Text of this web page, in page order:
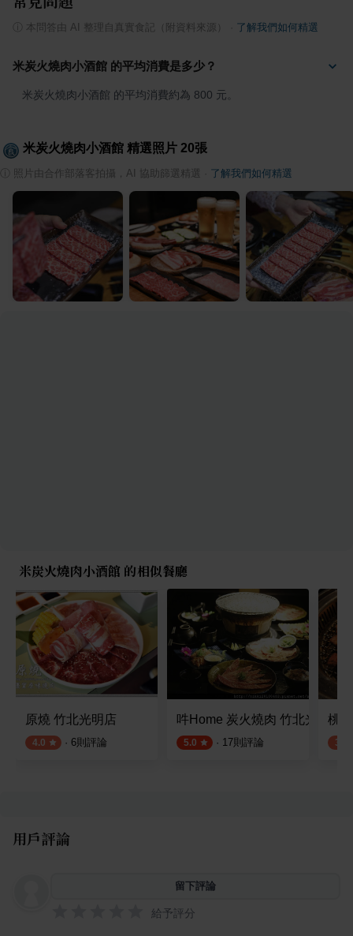
本問答由 AI 整理自真實食記（附資料來源） 了解我們如何精選
米炭火燒肉小酒館 的平均消費是多少？
米炭火燒肉小酒館 的平均消費約為 800 元。
米炭火燒肉小酒館 精選照片 20張
照片由合作部落客拍攝，AI 協助篩選精選 了解我們如何精選
米炭火燒肉小酒館 的相似餐廳
原燒 竹北光明店
4.0 · 6則評論
吽Home 炭火燒肉 竹北光明店
5.0 · 17則評論
桃
3.6
用戶評論
留下評論
給予評分